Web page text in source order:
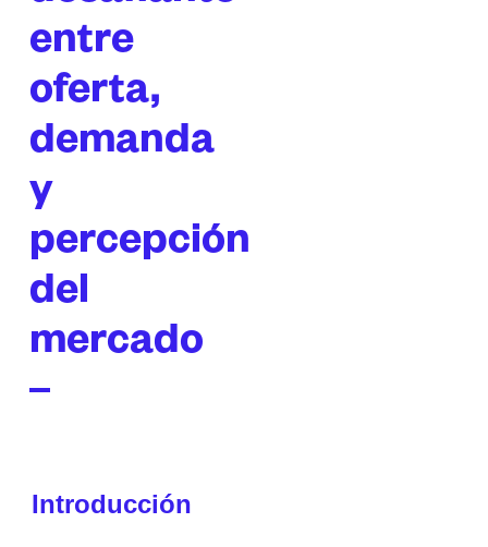
entre
oferta,
demanda
y
percepción
del
mercado
Introducción